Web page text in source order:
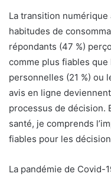
La transition
habitudes de
répondants (47 %)
comme plus fiables
personnelles (21 %) ou
avis en ligne
processus de décision.
santé, je comprends
fiables pour les
La pandémie de Covid-